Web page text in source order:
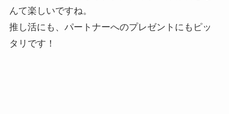
んて楽しいですね。
推し活にも、パートナーへのプレゼントにもピッ
タリです！